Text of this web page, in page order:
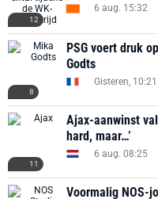
12
6 aug. 15:32
8
PSG voert druk
Godts
Gisteren, 10:21
11
Ajax-aanwinst
hard, maar…’
6 aug. 08:25
Voormalig NOS-